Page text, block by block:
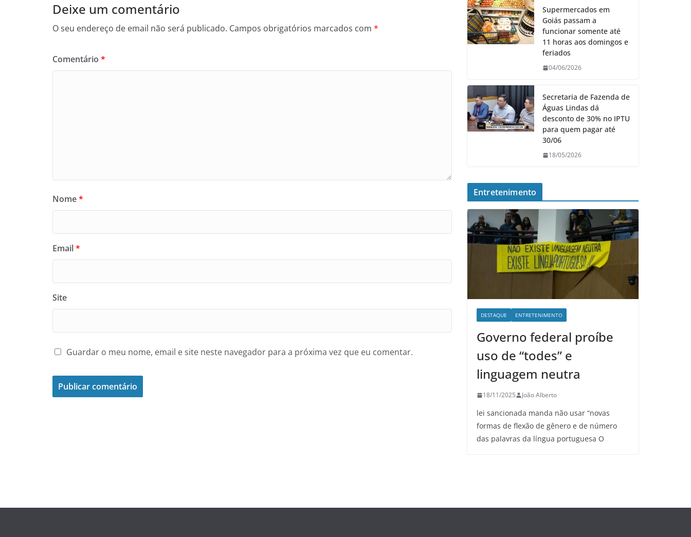
Deixe um comentário
O seu endereço de email não será publicado. Campos obrigatórios marcados com *
Comentário *
Nome*
Email*
Site
Guardar o meu nome, email e site neste navegador para a próxima vez que eu comentar.
Supermercados em
Goiás passam a
funcionar somente até
11 horas aos domingos e
feriados
04/06/2026
Secretaria de Fazenda de
Águas Lindas dá
desconto de 30% no IPTU
para quem pagar até
30/06
18/05/2026
Entretenimento
DESTAQUE ENTRETENIMENTO
Governo federal proíbe
uso de “todes” e
linguagem neutra
18/11/2025 João Alberto
lei sancionada manda não usar “novas
formas de flexão de gênero e de número
das palavras da língua portuguesa O